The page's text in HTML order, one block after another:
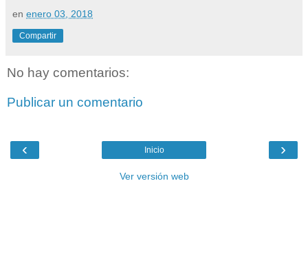
en enero 03, 2018
Compartir
No hay comentarios:
Publicar un comentario
‹ ›
Inicio
Ver versión web